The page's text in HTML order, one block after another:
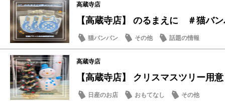
高蔵寺店
【高蔵寺店】 のるまえに ＃猫バン
猫バンバン その他 話題の情報
高蔵寺店
【高蔵寺店】 クリスマスツリー用
日産のお店 おもてなし その他